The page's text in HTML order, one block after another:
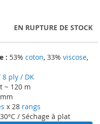
EN RUPTURE DE STOCK
: 53% coton, 33% viscose,
8 ply / DK
~ 120 m
x 28 rangs
/ Séchage à plat